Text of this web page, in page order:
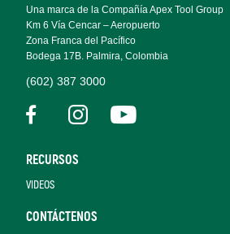
Una marca de la Compañía Apex Tool Group
Km 6 Vía Cencar – Aeropuerto
Zona Franca del Pacífico
Bodega 17B. Palmira, Colombia
(602) 387 3000
RECURSOS
VIDEOS
CONTÁCTENOS